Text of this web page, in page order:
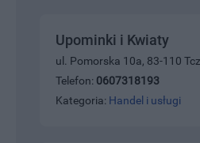
Upominki i Kwiaty
ul. Pomorska 10a, 83-110
Telefon: 0607318193
Kategoria: Handel i usługi